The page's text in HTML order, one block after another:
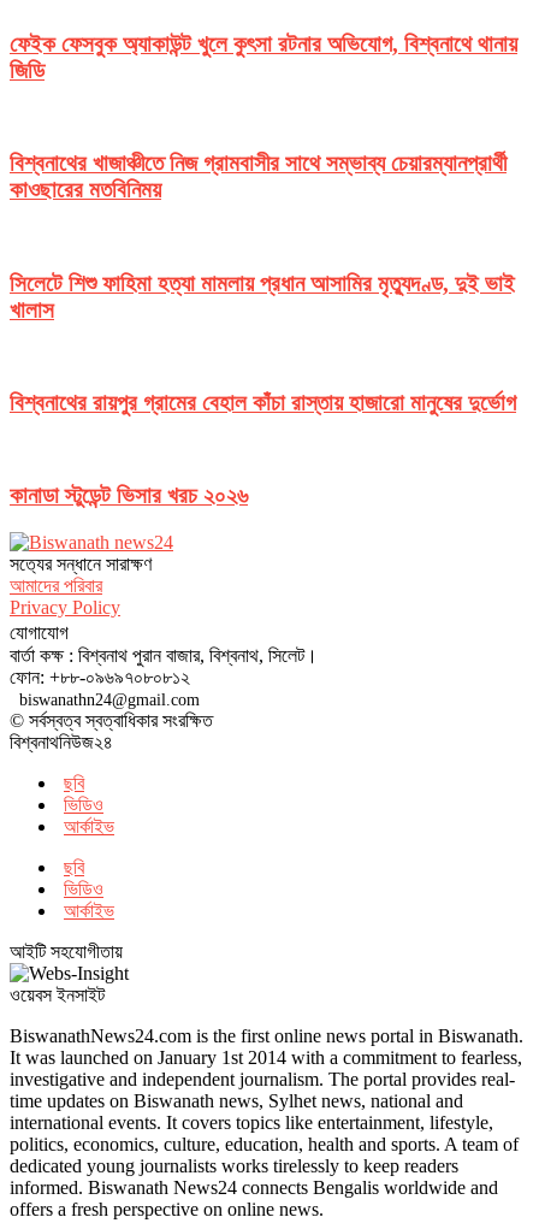
ফেইক ফেসবুক অ্যাকাউন্ট খুলে কুৎসা রটনার অভিযোগ, বিশ্বনাথে থানায়
জিডি
বিশ্বনাথের খাজাঞ্চীতে নিজ গ্রামবাসীর সাথে সম্ভাব্য চেয়ারম্যানপ্রার্থী
কাওছারের মতবিনিময়
সিলেটে শিশু ফাহিমা হত্যা মামলায় প্রধান আসামির মৃত্যুদণ্ড, দুই ভাই
খালাস
বিশ্বনাথের রায়পুর গ্রামের বেহাল কাঁচা রাস্তায় হাজারো মানুষের দুর্ভোগ
কানাডা স্টুডেন্ট ভিসার খরচ ২০২৬
সত‌্যের সন্ধানে সারাক্ষণ
আমাদের পরিবার
Privacy Policy
যোগাযোগ
বার্তা কক্ষ : বিশ্বনাথ পুরান বাজার, বিশ্বনাথ, সিলেট।
ফোন: +৮৮-০৯৬৯৭০৮০৮১২
biswanathn24@gmail.com
© সর্বস্বত্ব স্বত্বাধিকার সংরক্ষিত
বিশ্বনাথনিউজ২৪
ছবি
ভিডিও
আর্কাইভ
ছবি
ভিডিও
আর্কাইভ
আইটি সহযোগীতায়
ওয়েবস ইনসাইট
BiswanathNews24.com is the first online news portal in Biswanath.
It was launched on January 1st 2014 with a commitment to fearless,
investigative and independent journalism. The portal provides real-
time updates on Biswanath news, Sylhet news, national and
international events. It covers topics like entertainment, lifestyle,
politics, economics, culture, education, health and sports. A team of
dedicated young journalists works tirelessly to keep readers
informed. Biswanath News24 connects Bengalis worldwide and
offers a fresh perspective on online news.